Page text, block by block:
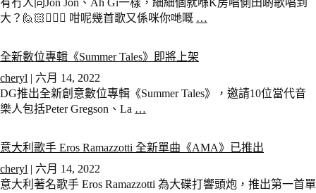
有冇人同Jon Jon、Ah Gi一樣，細細個就喺K房唱側田啲歌唱到
大？🙋🏻🙋🏻‍♀️ 咁呢幾首歌又係咪你哋嘅 …
全新數位專輯《Summer Tales》即將上架
cheryl | 六月 14, 2022
DG推出全新創意數位專輯《Summer Tales》，邀請10位當代音
樂人包括Peter Gregson、La …
意大利歌手 Eros Ramazzotti 全新單曲《AMA》已推出
cheryl | 六月 14, 2022
意大利著名歌手 Eros Ramazzotti 為大碟打響頭炮，推出第一首單